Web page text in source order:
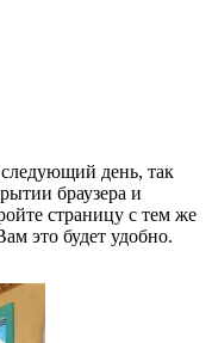
день, так
браузера и
страницу с тем же
это будет удобно.